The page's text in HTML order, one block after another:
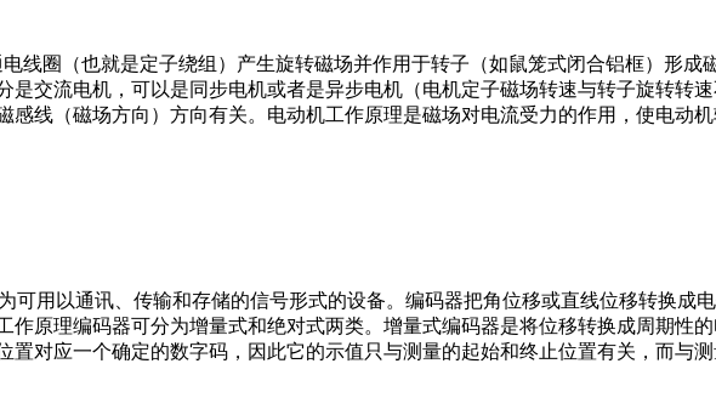
线圈（也就是定子绕组）产生旋转磁场并作用于转子（如鼠笼式闭合铝框）形成
交流电机，可以是同步电机或者是异步电机（电机定子磁场转速与转子旋转转
线（磁场方向）方向有关。电动机工作原理是磁场对电流受力的作用，使电动机
可用以通讯、传输和存储的信号形式的设备。编码器把角位移或直线位移转换成
原理编码器可分为增量式和绝对式两类。增量式编码器是将位移转换成周期性
对应一个确定的数字码，因此它的示值只与测量的起始和终止位置有关，而与测